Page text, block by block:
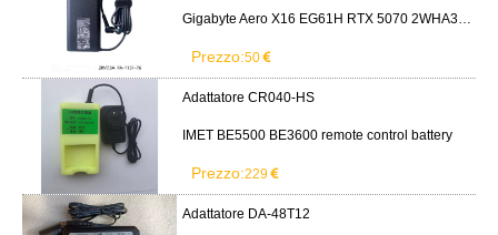
Gigabyte Aero X16 EG61H RTX 5070 2WHA3USC64AH LITEON PA-1151-76 150W adapter
Prezzo:50
Adattatore CR040-HS
IMET BE5500 BE3600 remote control battery
Prezzo:229
Adattatore DA-48T12